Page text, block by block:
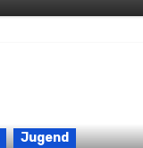
Jugend